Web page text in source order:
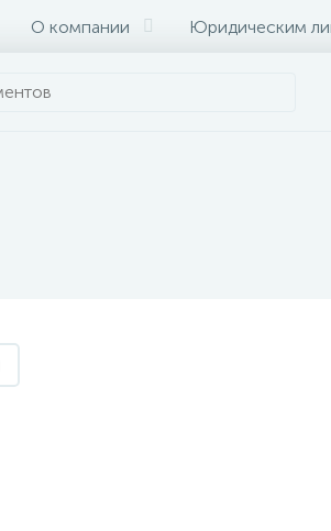
О компании Юридическим